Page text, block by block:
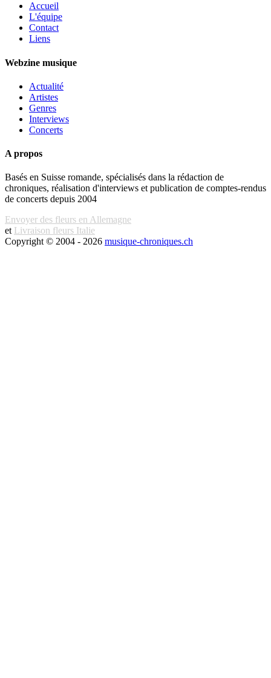
Accueil
L'équipe
Contact
Liens
Webzine musique
Actualité
Artistes
Genres
Interviews
Concerts
A propos
Basés en Suisse romande, spécialisés dans la rédaction de
chroniques, réalisation d'interviews et publication de comptes-rendus
de concerts depuis 2004
Envoyer des fleurs en Allemagne
et Livraison fleurs Italie
Copyright © 2004 - 2026 musique-chroniques.ch